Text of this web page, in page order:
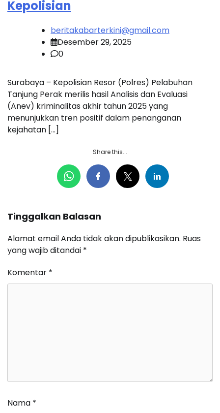
Kepolisian
beritakabarterkini@gmail.com
Desember 29, 2025
0
Surabaya – Kepolisian Resor (Polres) Pelabuhan
Tanjung Perak merilis hasil Analisis dan Evaluasi
(Anev) kriminalitas akhir tahun 2025 yang
menunjukkan tren positif dalam penanganan
kejahatan […]
Share this...
Tinggalkan Balasan
Alamat email Anda tidak akan dipublikasikan. Ruas
yang wajib ditandai *
Komentar *
Nama *